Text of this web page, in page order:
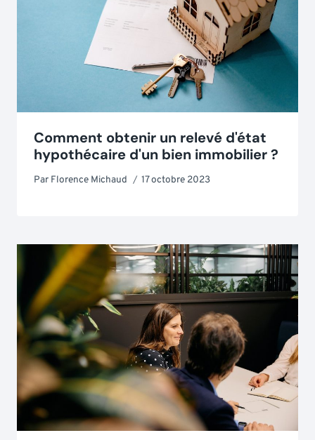
Comment obtenir un relevé d'état
hypothécaire d'un bien immobilier ?
Par Florence Michaud 17 octobre 2023